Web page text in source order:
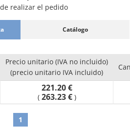
realizar el pedido
Catálogo
Precio unitario (IVA no incluido)
(precio unitario IVA incluido)
221.20 €
( 263.23 € )
1